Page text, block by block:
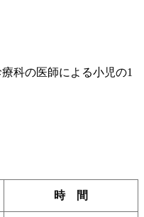
科の医師による小児の1
時 間